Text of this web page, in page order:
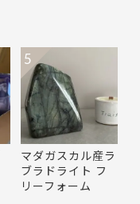
マダガスカル産ラ
ブラドライト フ
リーフォーム
5